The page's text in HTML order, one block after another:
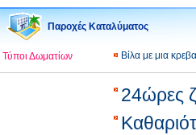
Παροχές Καταλύματος
Τύποι Δωματίων Βίλα με μια
24ώρες